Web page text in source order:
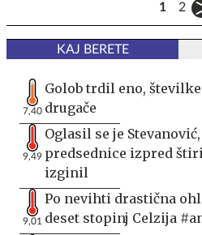
1 2
KAJ BERETE
7,40
Golob trdil eno,
drugače
9,49
Oglasil se je
predsednice izpred
izginil
9,01
Po nevihti drastična
deset stopinj Celzija